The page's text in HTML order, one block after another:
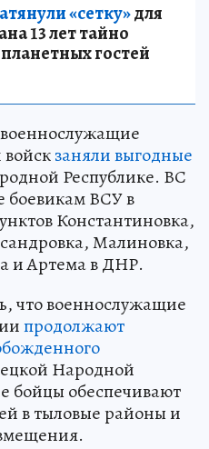
«сетку»для
13 лет тайно
гостей
заняли выгодные
Республике. ВС
боевикам ВСУ в
Константиновка,
Малиновка,
и Артема в ДНР.
что военнослужащие
продолжают
Народной
бойцы обеспечивают
в тыловые районы и